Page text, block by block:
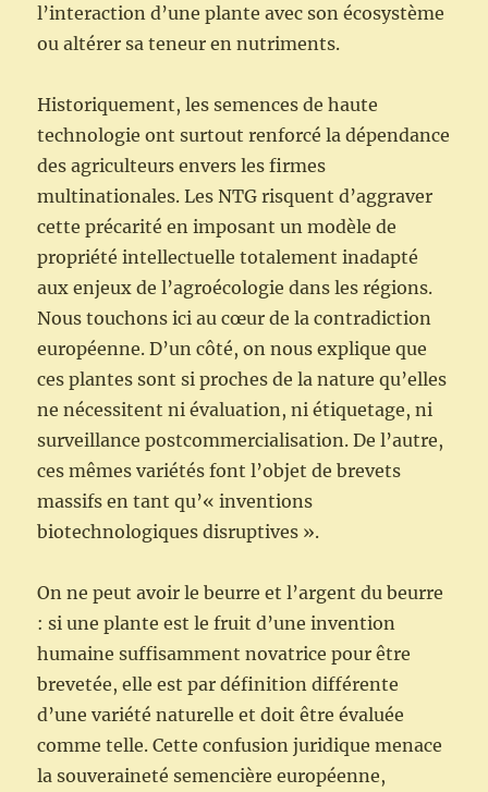
l’interaction d’une plante avec son écosystème
ou altérer sa teneur en nutriments.
Historiquement, les semences de haute
technologie ont surtout renforcé la dépendance
des agriculteurs envers les firmes
multinationales. Les NTG risquent d’aggraver
cette précarité en imposant un modèle de
propriété intellectuelle totalement inadapté
aux enjeux de l’agroécologie dans les régions.
Nous touchons ici au cœur de la contradiction
européenne. D’un côté, on nous explique que
ces plantes sont si proches de la nature qu’elles
ne nécessitent ni évaluation, ni étiquetage, ni
surveillance postcommercialisation. De l’autre,
ces mêmes variétés font l’objet de brevets
massifs en tant qu’« inventions
biotechnologiques disruptives ».
On ne peut avoir le beurre et l’argent du beurre
: si une plante est le fruit d’une invention
humaine suffisamment novatrice pour être
brevetée, elle est par définition différente
d’une variété naturelle et doit être évaluée
comme telle. Cette confusion juridique menace
la souveraineté semencière européenne,